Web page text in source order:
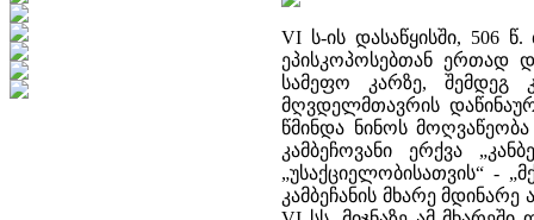
VI ს-ის დასაწყისში,
ეპისკოპოსებთან ერთად
სამეფო კარზე, შემდეგ
მღვდელმთავრის
წმინდა ნინოს
კამბეჩოვანი ერქვა
„უსაქციელობისათვის“ -
კამბეჩანის მხარე